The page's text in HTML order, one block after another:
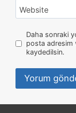
Website
Daha sonraki
posta adresim
kaydedilsin.